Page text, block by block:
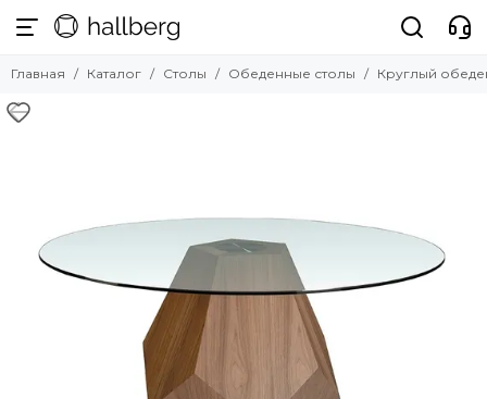
Столы
Обеденные столы
Барные столы
Консоли
Подстолья и столешницы
Главная Каталог Столы Обеденные столы Круглый